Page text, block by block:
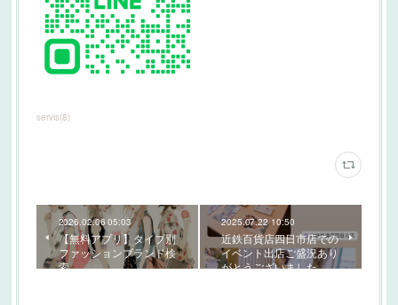
servis(8)
2026.02.06 05:03
【無料アプリ】タイプ別
ファッションブランド検
索
2025.07.22 10:50
近鉄百貨店四日市店での
イベント出店ご盛況あり
がとうございました